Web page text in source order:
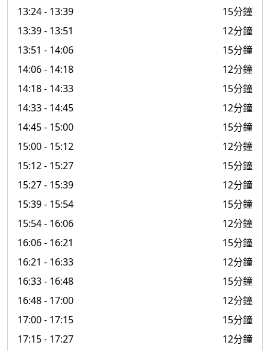
13:24- 13:39
15分鐘
13:39- 13:51
12分鐘
13:51 - 14:06
15分鐘
14:06- 14:18
12分鐘
14:18- 14:33
15分鐘
14:33- 14:45
12分鐘
14:45- 15:00
15分鐘
15:00- 15:12
12分鐘
15:12- 15:27
15分鐘
15:27- 15:39
12分鐘
15:39- 15:54
15分鐘
15:54- 16:06
12分鐘
16:06- 16:21
15分鐘
16:21 - 16:33
12分鐘
16:33- 16:48
15分鐘
16:48- 17:00
12分鐘
17:00- 17:15
15分鐘
17:15- 17:27
12分鐘